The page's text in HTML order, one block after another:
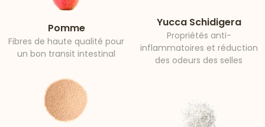
Pomme
Fibres de haute qualité pour
un bon transit intestinal
Yucca Schidigera
Propriétés anti-
inflammatoires et réduction
des odeurs des selles